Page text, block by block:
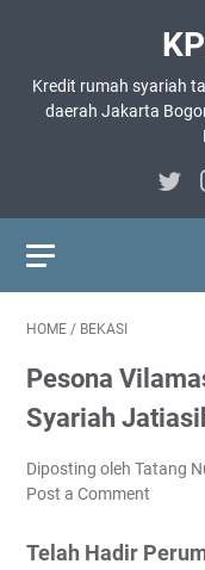
Kredit rumah syariah
daerah Jakarta
HOME / BEKASI
Pesona
Syariah
Diposting oleh Tatang
Post a Comment
Telah Hadir